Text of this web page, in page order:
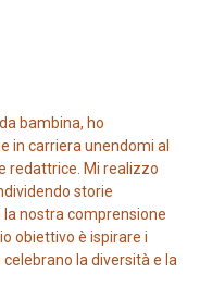
bambina, ho
in carriera unendomi al
redattrice. Mi realizzo
storie
nostra comprensione
obiettivo è ispirare i
la diversità e la